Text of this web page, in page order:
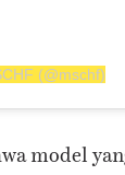
(@mschf)
model